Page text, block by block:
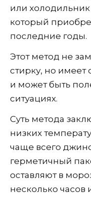
или холодильник
который
последние годы.
Этот метод не
стирку, но
и может быть
ситуациях.
Суть метода
низких
чаще всего
герметичный
оставляют в
несколько часов